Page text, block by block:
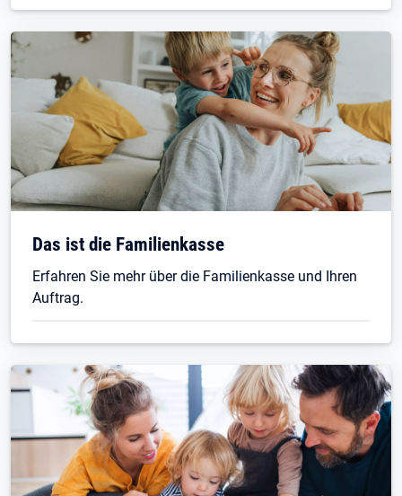
Das ist die Familienkasse
Erfahren Sie mehr über die Familienkasse und Ihren
Auftrag.